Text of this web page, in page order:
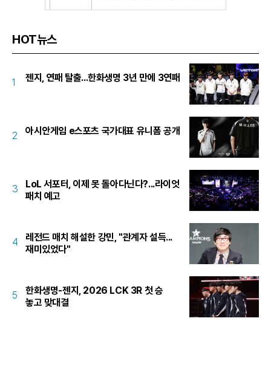
HOT뉴스
1 젠지, 연패 탈출...한화생명 3년 만에 3연패
2 아시안게임 e스포츠 국가대표 유니폼 공개
3
LoL 서포터, 이제 못 돌아다닌다?...라이엇
패치 예고
4
레전드 매치 해설한 강민, "관계자 설득...
재미있었다"
5
한화생명-젠지, 2026 LCK 3R 첫 승
놓고 맞대결